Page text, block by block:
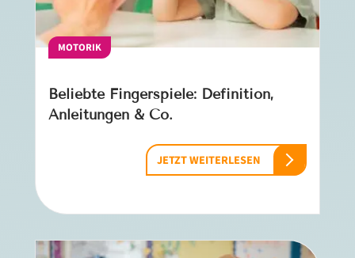
MOTORIK
Beliebte Fingerspiele: Definition,
Anleitungen & Co.
JETZT WEITERLESEN